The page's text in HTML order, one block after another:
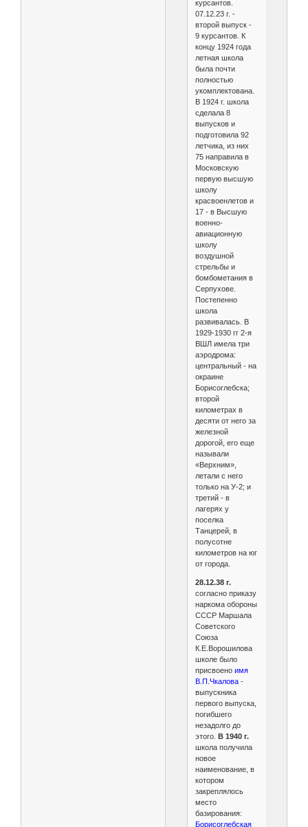
курсантов.
07.12.23 г. -
второй выпуск -
9 курсантов. К
концу 1924 года
летная школа
была почти
полностью
укомплектована.
В 1924 г. школа
сделала 8
выпусков и
подготовила 92
летчика, из них
75 направила в
Московскую
первую высшую
школу
красвоенлетов и
17 - в Высшую
военно-
авиационную
школу
воздушной
стрельбы и
бомбометания в
Серпухове.
Постепенно
школа
развивалась. В
1929-1930 гг 2-я
ВШЛ имела три
аэродрома:
центральный - на
окраине
Борисоглебска;
второй
километрах в
десяти от него за
железной
дорогой, его еще
называли
«Верхним»,
летали с него
только на У-2; и
третий - в
лагерях у
поселка
Танцерей, в
полусотне
километров на юг
от города.
28.12.38 г.
согласно приказу
наркома обороны
СССР Маршала
Советского
Союза
К.Е.Ворошилова
школе было
присвоено имя
В.П.Чкалова-
выпускника
первого выпуска,
погибшего
незадолго до
этого. В 1940 г.
школа получила
новое
наименование, в
котором
закреплялось
место
базирования:
Борисоглебская